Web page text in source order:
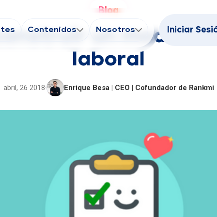
Contenidos Nosotros Iniciar
Blog
un modelo
laboral
abril, 26 2018· Enrique Besa | CEO | Cofundador de Rankmi